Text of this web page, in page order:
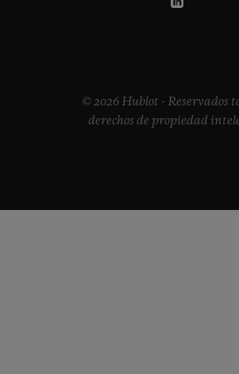
© 2026 Hublot - Reservados
derechos de propiedad